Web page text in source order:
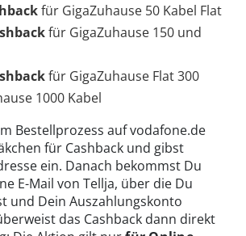
für GigaZuhause 50 Kabel Flat
für GigaZuhause 150 und
für GigaZuhause Flat 300
1000 Kabel
Bestellprozess auf vodafone.de
für Cashback und gibst
ein. Danach bekommst Du
E-Mail von Tellja, über die Du
und Dein Auszahlungskonto
das Cashback dann direkt